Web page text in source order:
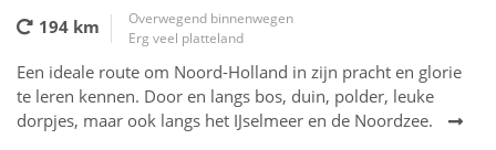
194 km
Overwegend binnenwegen
Erg veel platteland
Een ideale route om Noord-Holland in zijn pracht en glorie
te leren kennen. Door en langs bos, duin, polder, leuke
dorpjes, maar ook langs het IJselmeer en de Noordzee.